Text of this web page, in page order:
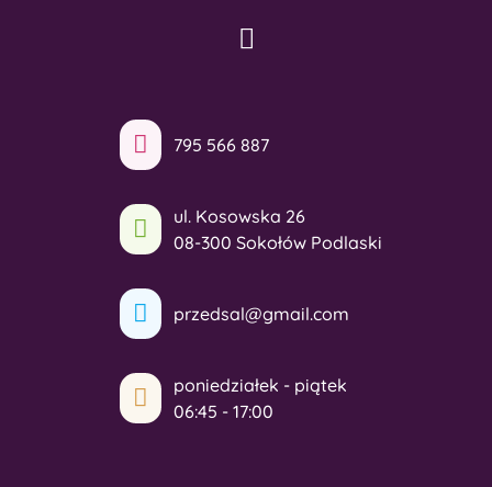
795 566 887
ul. Kosowska 26
08-300 Sokołów Podlaski
przedsal@gmail.com
poniedziałek - piątek
06:45 - 17:00